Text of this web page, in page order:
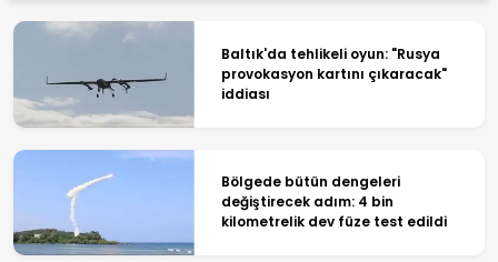
Baltık'da tehlikeli oyun: "Rusya
provokasyon kartını çıkaracak"
iddiası
Bölgede bütün dengeleri
değiştirecek adım: 4 bin
kilometrelik dev füze test edildi